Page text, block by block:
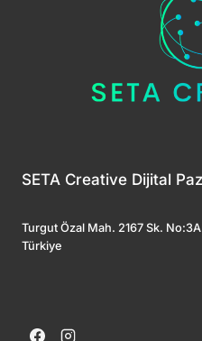
SETA Creative Dijital
Turgut Özal Mah. 2167 Sk.
Türkiye